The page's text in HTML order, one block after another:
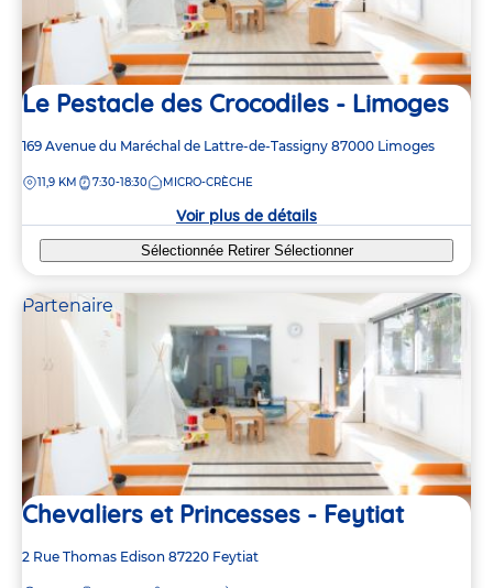
Le Pestacle des Crocodiles - Limoges
Adresse
la
169 Avenue du Maréchal de Lattre-de-Tassigny 87000 Limoges
DISTANCE
11,9 KM 7:30-18:30 MICRO-CRÈCHE
Voir plus de détails
Sélectionnée Retirer Sélectionner
Partenaire
Chevaliers et Princesses - Feytiat
Adresse
2 Rue Thomas Edison 87220 Feytiat